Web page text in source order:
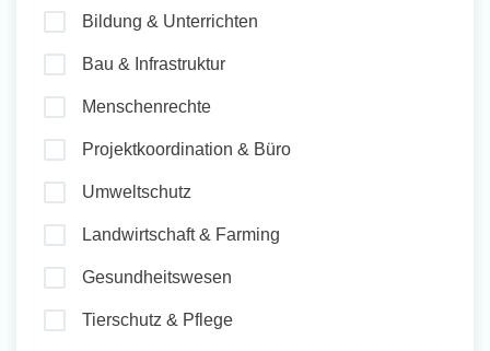
Initiativbewerbung
Bildung & Unterrichten
Bau & Infrastruktur
Menschenrechte
Projektkoordination & Büro
Umweltschutz
Landwirtschaft & Farming
Gesundheitswesen
Tierschutz & Pflege